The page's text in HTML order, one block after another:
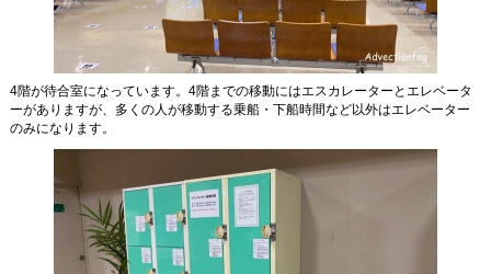
4階が待合室になっています。4階までの移動にはエスカレーターとエレベータ
ーがありますが、多くの人が移動する乗船・下船時間など以外はエレベーター
のみになります。